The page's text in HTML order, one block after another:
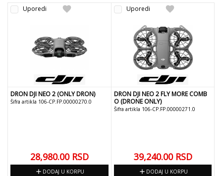
favorite
Uporedi
DRON DJI NEO 2 (ONLY DRON)
Šifra artikla 106-CP.FP.00000270.0
28,980.00 RSD
add DODAJ U KORPU
favorite
Uporedi
DRON DJI NEO 2 FLY MORE COMB
O (DRONE ONLY)
Šifra artikla 106-CP.FP.00000271.0
39,240.00 RSD
add DODAJ U KORPU